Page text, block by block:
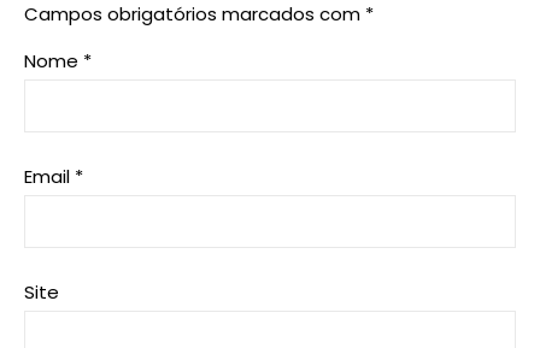
Campos obrigatórios marcados com *
Nome *
Email *
Site